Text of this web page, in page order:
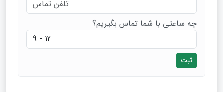
چه ساعتی با شما تماس بگیریم؟
ثبت